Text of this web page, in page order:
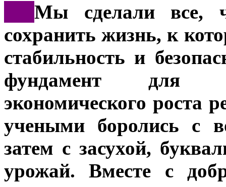
Мы сделали все,
сохранить жизнь, к
стабильность и
фундамент для
экономического роста
учеными боролись с
затем с засухой,
урожай. Вместе с